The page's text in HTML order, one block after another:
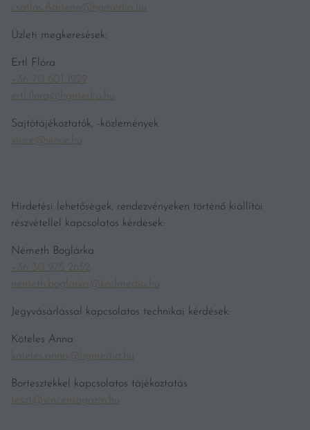
csatlos.Adrienn@hgmedia.hu
Üzleti megkeresések:
Ertl Flóra
+36 70 601 1929
ertl.flora@hgmedia.hu
Sajtótájékoztatók, -közlemények
vince@vince.hu
Hirdetési lehetőségek, rendezvényeken történő kiállítói
részvétellel kapcsolatos kérdések:
Németh Boglárka
+36 30 975 2652
nemeth.boglarka@kodmedia.hu
Jegyvásárlással kapcsolatos technikai kérdések:
Köteles Anna
koteles.anna@hgmedia.hu
Bortesztekkel kapcsolatos tájékoztatás
teszt@vincemagazin.hu